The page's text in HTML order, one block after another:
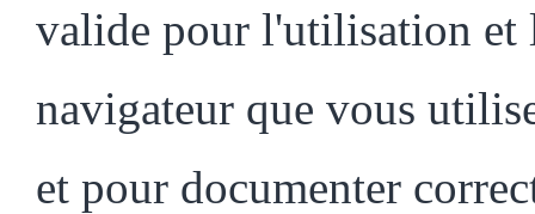
valide pour l'utilisation et
navigateur que vous
et pour documenter